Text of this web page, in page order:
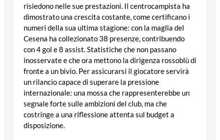
risiedono nelle sue prestazioni. Il centrocampista ha
dimostrato una crescita costante, come certificano i
numeri della sua ultima stagione: con la maglia del
Cesena ha collezionato 38 presenze, contribuendo
con 4 gol e 8 assist. Statistiche che non passano
inosservate e che ora mettono la dirigenza rossoblù di
fronte a un bivio. Per assicurarsi il giocatore servirà
un rilancio capace di superare la pressione
internazionale: una mossa che rappresenterebbe un
segnale forte sulle ambizioni del club, ma che
costringe a una riflessione attenta sul budget a
disposizione.